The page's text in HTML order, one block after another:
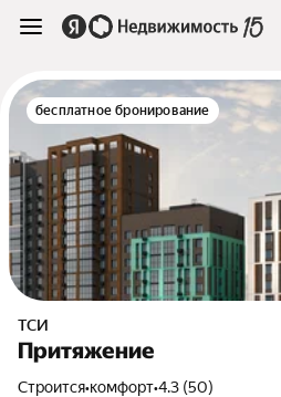
бесплатное бронирование
ТСИ
Притяжение
Строится•комфорт•4.3 (50)